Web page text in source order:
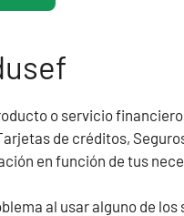
o servicio
de créditos,
en función de tus
al usar alguno de los